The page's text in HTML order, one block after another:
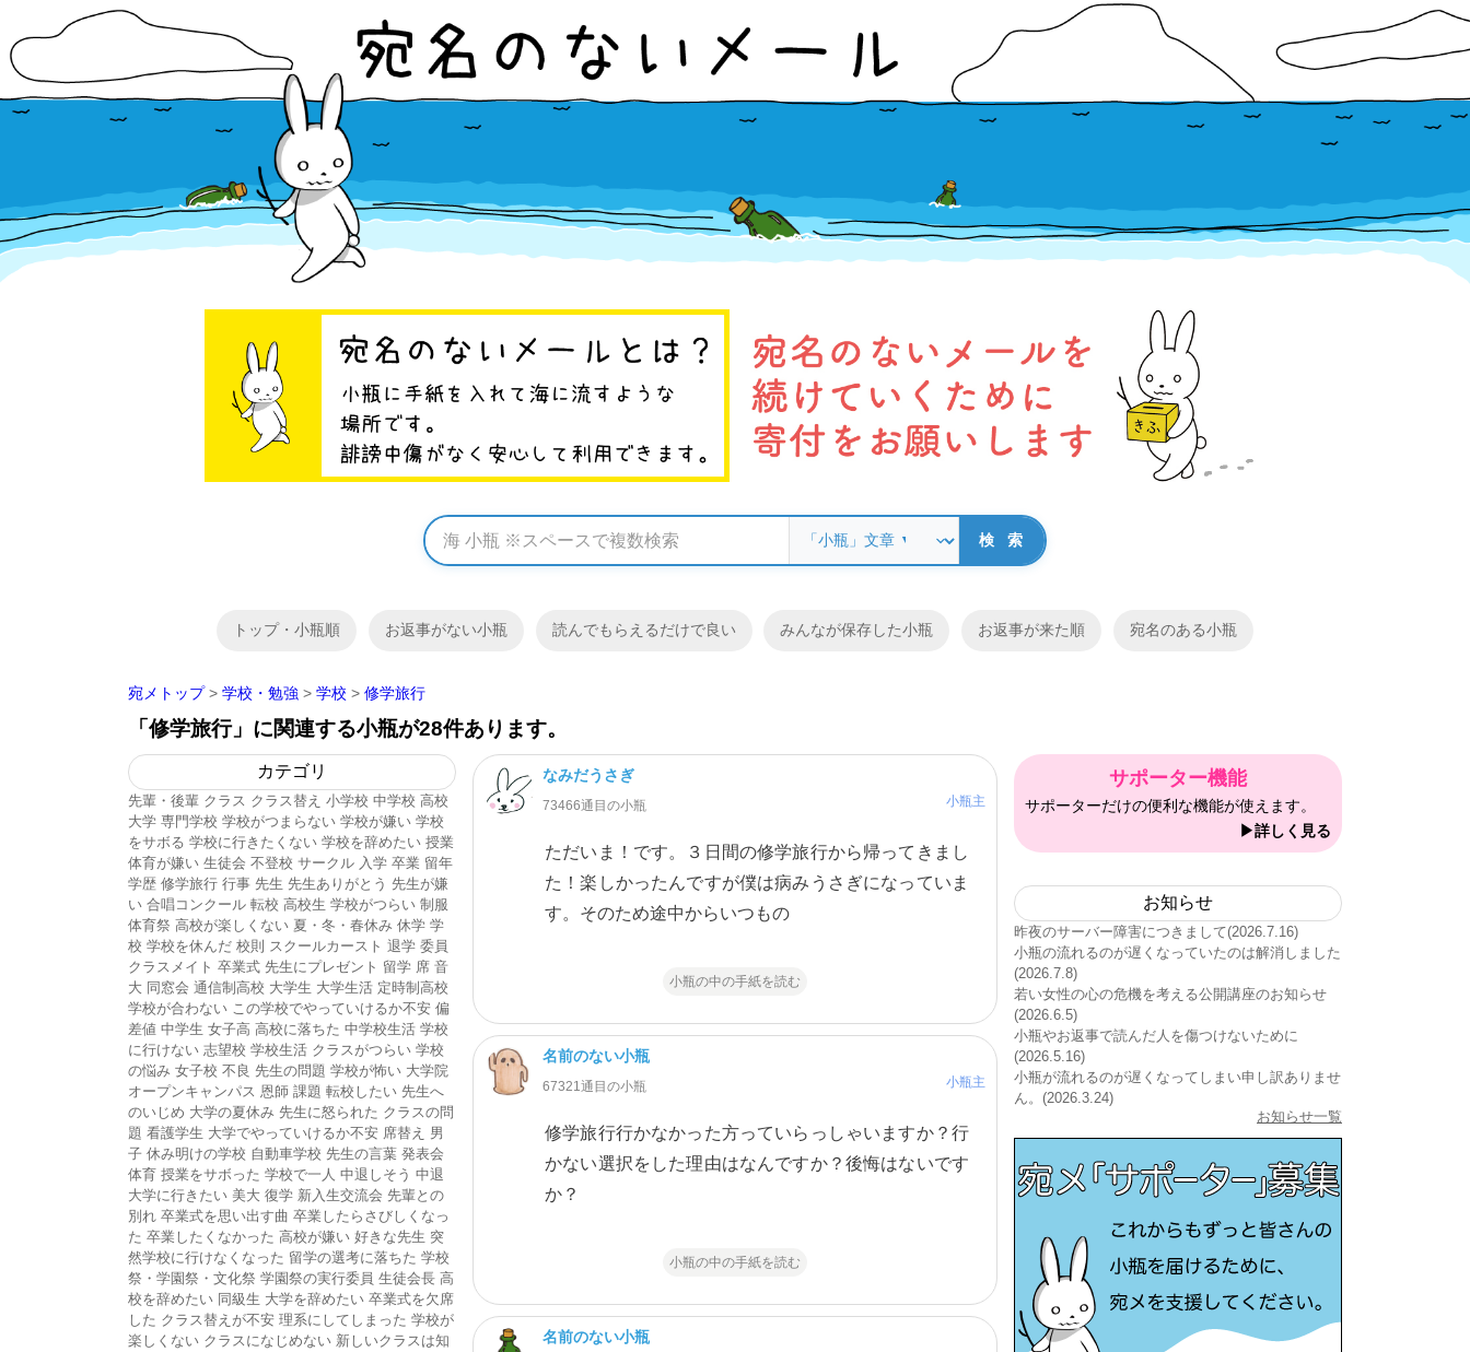
トップ・小瓶順 お返事がない小瓶 読んでもらえるだけで良い みんなが保存した小瓶 お返事が来た順 宛名のある小瓶
宛メトップ > 学校・勉強 > 学校 > 修学旅行
「修学旅行」に関連する小瓶が28件あります。
カテゴリ
先輩・後輩 クラス クラス替え 小学校 中学校 高校
大学 専門学校 学校がつまらない 学校が嫌い 学校
をサボる 学校に行きたくない 学校を辞めたい 授業
体育が嫌い 生徒会 不登校 サークル 入学 卒業 留年
学歴 修学旅行 行事 先生 先生ありがとう 先生が嫌
い 合唱コンクール 転校 高校生 学校がつらい 制服
体育祭 高校が楽しくない 夏・冬・春休み 休学 学
校 学校を休んだ 校則 スクールカースト 退学 委員
クラスメイト 卒業式 先生にプレゼント 留学 席 音
大 同窓会 通信制高校 大学生 大学生活 定時制高校
学校が合わない この学校でやっていけるか不安 偏
差値 中学生 女子高 高校に落ちた 中学校生活 学校
に行けない 志望校 学校生活 クラスがつらい 学校
の悩み 女子校 不良 先生の問題 学校が怖い 大学院
オープンキャンパス 恩師 課題 転校したい 先生へ
のいじめ 大学の夏休み 先生に怒られた クラスの問
題 看護学生 大学でやっていけるか不安 席替え 男
子 休み明けの学校 自動車学校 先生の言葉 発表会
体育 授業をサボった 学校で一人 中退しそう 中退
大学に行きたい 美大 復学 新入生交流会 先輩との
別れ 卒業式を思い出す曲 卒業したらさびしくなっ
た 卒業したくなかった 高校が嫌い 好きな先生 突
然学校に行けなくなった 留学の選考に落ちた 学校
祭・学園祭・文化祭 学園祭の実行委員 生徒会長 高
校を辞めたい 同級生 大学を辞めたい 卒業式を欠席
した クラス替えが不安 理系にしてしまった 学校が
楽しくない クラスになじめない 新しいクラスは知
なみだうさぎ
73466通目の小瓶 小瓶主
ただいま！です。３日間の修学旅行から帰ってきまし
た！楽しかったんですが僕は病みうさぎになっていま
す。そのため途中からいつもの
小瓶の中の手紙を読む
名前のない小瓶
67321通目の小瓶 小瓶主
修学旅行行かなかった方っていらっしゃいますか？行
かない選択をした理由はなんですか？後悔はないです
か？
小瓶の中の手紙を読む
名前のない小瓶
サポーター機能
サポーターだけの便利な機能が使えます。
▶詳しく見る
お知らせ
昨夜のサーバー障害につきまして(2026.7.16)
小瓶の流れるのが遅くなっていたのは解消しました
(2026.7.8)
若い女性の心の危機を考える公開講座のお知らせ
(2026.6.5)
小瓶やお返事で読んだ人を傷つけないために
(2026.5.16)
小瓶が流れるのが遅くなってしまい申し訳ありませ
ん。(2026.3.24)
お知らせ一覧